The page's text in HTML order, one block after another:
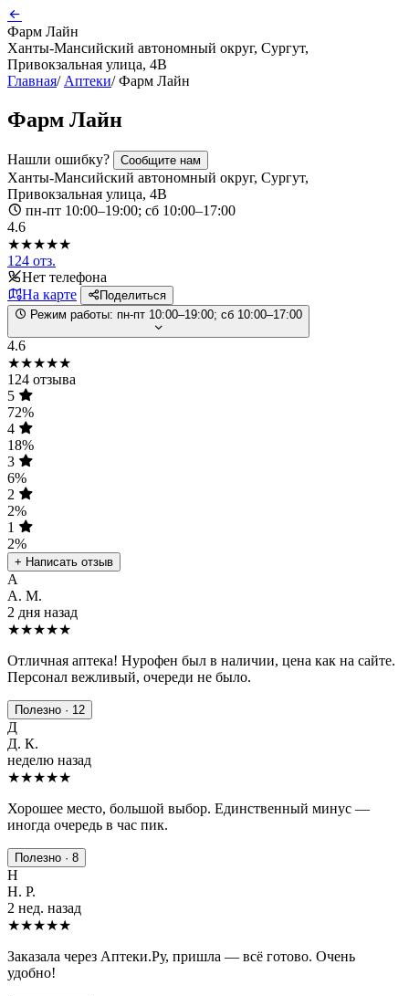
Фарм Лайн
Ханты-Мансийский автономный округ, Сургут,
Привокзальная улица, 4В
Главная/ Аптеки/ Фарм Лайн
Фарм Лайн
Нашли ошибку? Сообщите нам
Ханты-Мансийский автономный округ, Сургут,
Привокзальная улица, 4В
пн-пт 10:00–19:00; сб 10:00–17:00
4.6
★★★★★
124 отз.
Нет телефона
На карте
Поделиться
Режим работы: пн-пт 10:00–19:00; сб 10:00–17:00
4.6
★★★★★
124 отзыва
5
72%
4
18%
3
6%
2
2%
1
2%
+ Написать отзыв
А
А. М.
2 дня назад
★★★★★
Отличная аптека! Нурофен был в наличии, цена как на сайте.
Персонал вежливый, очереди не было.
Полезно · 12
Д
Д. К.
неделю назад
★★★★★
Хорошее место, большой выбор. Единственный минус —
иногда очередь в час пик.
Полезно · 8
Н
Н. Р.
2 нед. назад
★★★★★
Заказала через Аптеки.Ру, пришла — всё готово. Очень
удобно!